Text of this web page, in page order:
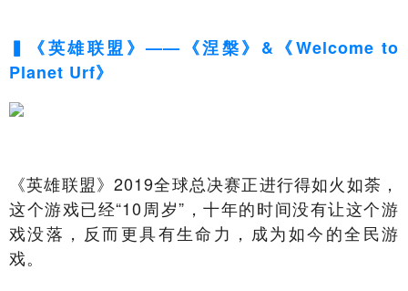
▍《英雄联盟》——《涅槃》&《Welcome to
Planet Urf》
《英雄联盟》2019全球总决赛正进行得如火如荼，
这个游戏已经“10周岁”，十年的时间没有让这个游
戏没落，反而更具有生命力，成为如今的全民游
戏。